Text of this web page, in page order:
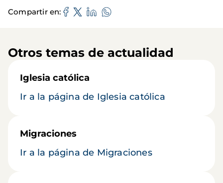
Compartir en
Otros temas de actualidad
Iglesia católica
Ir a la página de Iglesia católica
Migraciones
Ir a la página de Migraciones